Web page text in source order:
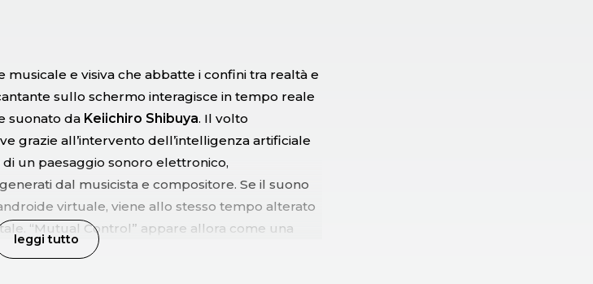
e visiva che abbatte i confini tra realtà e
sullo schermo interagisce in tempo reale
suonato daKeiichiro Shibuya. Il volto
grazie all’intervento dell’intelligenza artificiale
un paesaggio sonoro elettronico,
dal musicista e compositore. Se il suono
virtuale, viene allo stesso tempo alterato
“Mutual Control” appare allora come una
umani e sull’influenza della tecnologia sui
leggi tutto